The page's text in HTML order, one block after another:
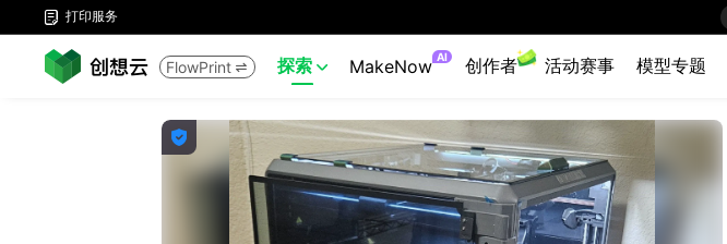
 打印服务
FlowPrint  探索  MakeNow AI 创作者 活动赛事 模型专题
